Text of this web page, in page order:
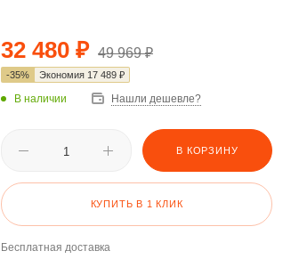
32 480 ₽ 49 969₽
-35% Экономия 17 489 ₽
В наличии Нашли дешевле?
В КОРЗИНУ
КУПИТЬ В 1 КЛИК
Бесплатная доставка